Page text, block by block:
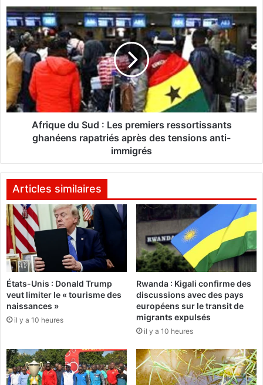
é
r
e
n
d
u
m
h
i
i
e
p
o
r
a
i
t
p
f
o
n
A
f
r
i
q
u
e
d
u
L
p
r
e
m
i
r
s
r
e
o
r
t
Afrique du Sud : Les premiers ressortissants
ghanéens rapatriés après des tensions anti-
immigrés
Articles similaires
États-Unis : Donald Trump
veut limiter le « tourisme des
naissances »
il y a 10 heures
Rwanda : Kigali confirme des
discussions avec des pays
européens sur le transit de
migrants expulsés
il y a 10 heures